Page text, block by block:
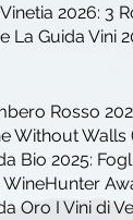
2026: 3
La Guida Vini
Rosso
Without Walls
Bio 2025:
WineHunter
Oro I Vini di